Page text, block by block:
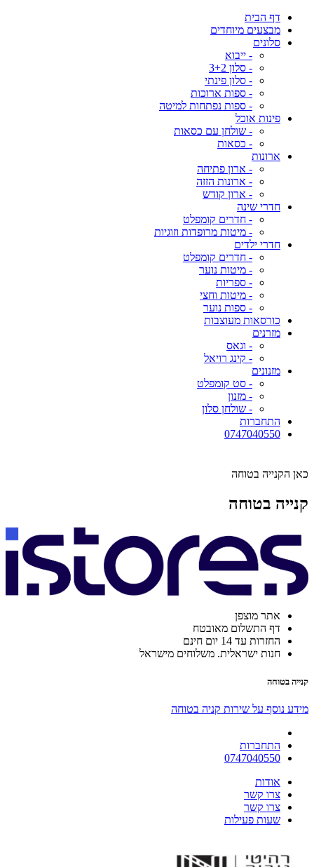
דף הבית
מבצעים מיוחדים
סלונים
- ייבוא
- סלון 3+2
- סלון פינתי
- ספות ארוכות
- ספות נפתחות למיטה
פינות אוכל
- שולחן עם כסאות
- כסאות
ארונות
- ארון פתיחה
- ארונות הזזה
- ארון קודש
חדרי שינה
- חדרים קומפלט
- מיטות מרופדות וזוגיות
חדרי ילדים
- חדרים קומפלט
- מיטות נוער
- ספריות
- מיטות וחצי
- ספות נוער
כורסאות מעוצבות
מזרנים
- וגאס
- קינג רויאל
מזנונים
- סט קומפלט
- מזנון
- שולחן סלון
התחברות
0747040550
כאן הקנייה בטוחה
קנייה בטוחה
אתר מוצפן
דף התשלום מאובטח
החזרות עד 14 יום חינם
חנות ישראלית. משלוחים מישראל
קנייה בטוחה
מידע נוסף על שירות קניה בטוחה
התחברות
0747040550
אודות
צרו קשר
צרו קשר
שעות פעילות